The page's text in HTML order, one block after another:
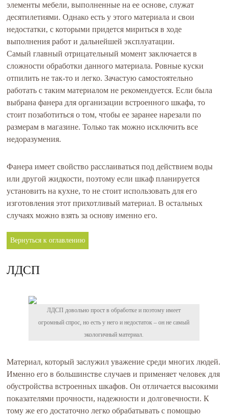
элементы мебели, выполненные на ее основе, служат
десятилетиями. Однако есть у этого материала и свои
недостатки, с которыми придется мириться в ходе
выполнения работ и дальнейшей эксплуатации.
Самый главный отрицательный момент заключается в
сложности обработки данного материала. Ровные куски
отпилить не так-то и легко. Зачастую самостоятельно
работать с таким материалом не рекомендуется. Если была
выбрана фанера для организации встроенного шкафа, то
стоит позаботиться о том, чтобы ее заранее нарезали по
размерам в магазине. Только так можно исключить все
недоразумения.
Фанера имеет свойство расслаиваться под действием воды
или другой жидкости, поэтому если шкаф планируется
установить на кухне, то не стоит использовать для его
изготовления этот прихотливый материал. В остальных
случаях можно взять за основу именно его.
Вернуться к оглавлению
ЛДСП
ЛДСП довольно прост в обработке и поэтому имеет
огромный спрос, но есть у него и недостаток – он не самый
экологичный материал.
Материал, который заслужил уважение среди многих людей.
Именно его в большинстве случаев и применяет человек для
обустройства встроенных шкафов. Он отличается высокими
показателями прочности, надежности и долговечности. К
тому же его достаточно легко обрабатывать с помощью